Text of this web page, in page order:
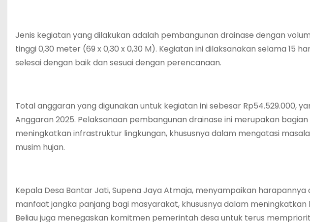
‎Jenis kegiatan yang dilakukan adalah pembangunan drainase dengan
tinggi 0,30 meter (69 x 0,30 x 0,30 M). Kegiatan ini dilaksanakan selama 15
selesai dengan baik dan sesuai dengan perencanaan.
‎Total anggaran yang digunakan untuk kegiatan ini sebesar Rp54.529.000,
Anggaran 2025. Pelaksanaan pembangunan drainase ini merupakan
meningkatkan infrastruktur lingkungan, khususnya dalam mengatasi
musim hujan.
‎Kepala Desa Bantar Jati, Supena Jaya Atmaja, menyampaikan
manfaat jangka panjang bagi masyarakat, khususnya dalam
Beliau juga menegaskan komitmen pemerintah desa untuk terus